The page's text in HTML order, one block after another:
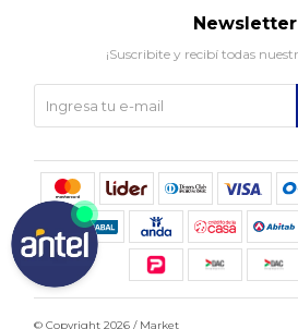
Newsletter
¡Suscribite y recibí todas
© Copyright 2026 / Market